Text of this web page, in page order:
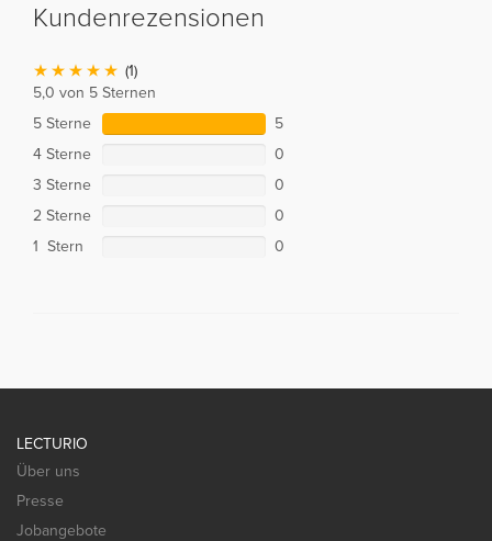
Kundenrezensionen
(1)
5,0 von 5 Sternen
5 Sterne
5
4 Sterne
0
3 Sterne
0
2 Sterne
0
1 Stern
0
LECTURIO
Über uns
Presse
Jobangebote